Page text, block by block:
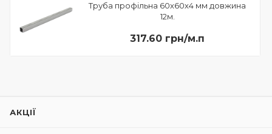
Труба профільна 60х60х4 мм довжина
12м.
317.60 грн/м.п
АКЦІЇ